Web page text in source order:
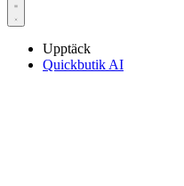
Upptäck
Quickbutik AI